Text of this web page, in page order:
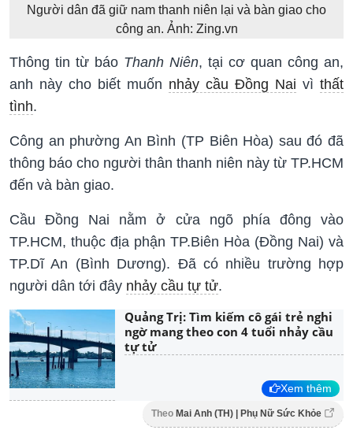
Người dân đã giữ nam thanh niên lại và bàn giao cho
công an. Ảnh: Zing.vn
Thông tin từ báo Thanh Niên, tại cơ quan công an,
anh này cho biết muốn nhảy cầu Đồng Nai vì thất
tình.
Công an phường An Bình (TP Biên Hòa) sau đó đã
thông báo cho người thân thanh niên này từ TP.HCM
đến và bàn giao.
Cầu Đồng Nai nằm ở cửa ngõ phía đông vào
TP.HCM, thuộc địa phận TP.Biên Hòa (Đồng Nai) và
TP.Dĩ An (Bình Dương). Đã có nhiều trường hợp
người dân tới đây nhảy cầu tự tử.
Quảng Trị: Tìm kiếm cô gái trẻ nghi
ngờ mang theo con 4 tuổi nhảy cầu
tự tử
Xem thêm
Theo Mai Anh (TH) | Phụ Nữ Sức Khỏe